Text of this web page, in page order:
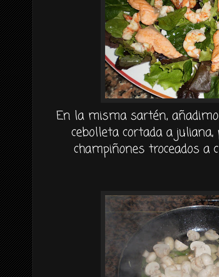
En la misma sartén,
cebolleta cortada a
champiñones troceados a